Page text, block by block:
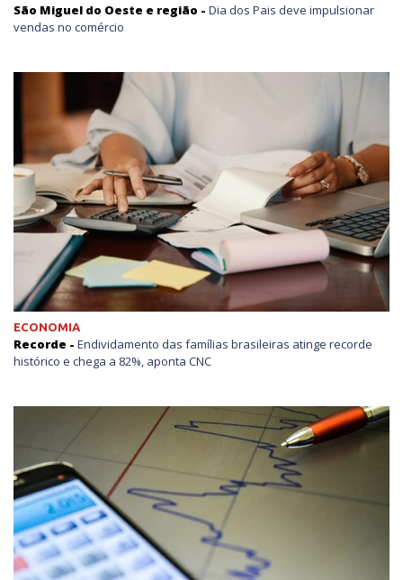
São Miguel do Oeste e região - Dia dos Pais deve impulsionar
vendas no comércio
ECONOMIA
Recorde - Endividamento das famílias brasileiras atinge recorde
histórico e chega a 82%, aponta CNC